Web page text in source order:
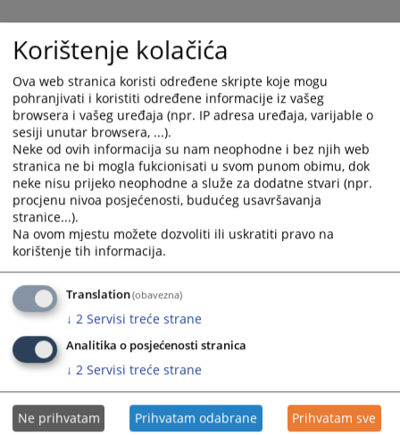
Korištenje kolačića
Ova web stranica koristi određene skripte koje mogu
pohranjivati i koristiti određene informacije iz vašeg
browsera i vašeg uređaja (npr. IP adresa uređaja, varijable o
sesiji unutar browsera, ...).
Neke od ovih informacija su nam neophodne i bez njih web
stranica ne bi mogla fukcionisati u svom punom obimu, dok
neke nisu prijeko neophodne a služe za dodatne stvari (npr.
procjenu nivoa posjećenosti, budućeg usavršavanja
stranice...).
Na ovom mjestu možete dozvoliti ili uskratiti pravo na
korištenje tih informacija.
Translation(obavezna)
↓ 2 Servisi treće strane
Analitika o posjećenosti stranica
↓ 2 Servisi treće strane
Ne prihvatam Prihvatam odabrane Prihvatam sve